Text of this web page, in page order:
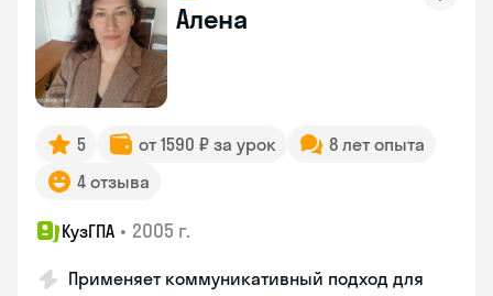
Алена
5 от 1590 ₽ за урок
8 лет опыта
4 отзыва
КузГПА • 2005 г.
Применяет коммуникативный подход для